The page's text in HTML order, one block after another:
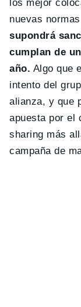
los mejor
nuevas
supondrá
cumplan de
año. Algo que
intento del
alianza, y que
apuesta por el
sharing más
campaña de